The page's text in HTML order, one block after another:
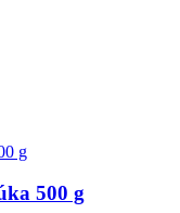
500 g